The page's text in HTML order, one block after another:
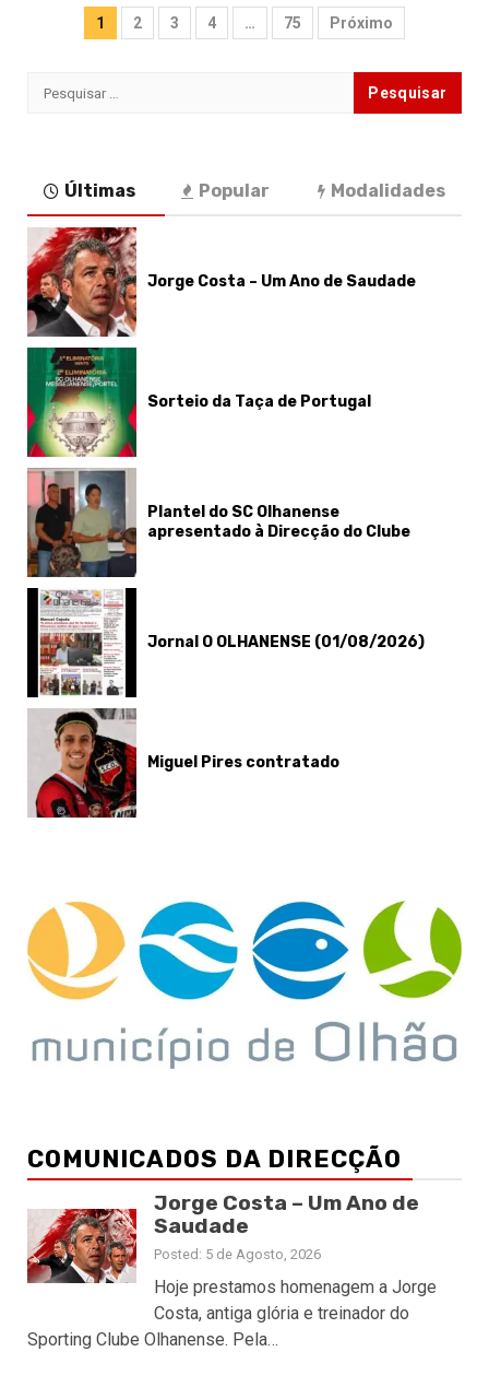
Paginação
conteúdos
1 2 3 4 … 75 Próximo
Pesquisar
Últimas Popular Modalidades
Jorge Costa – Um Ano de Saudade
Sorteio da Taça de Portugal
Plantel do SC Olhanense
apresentado à Direcção do Clube
Jornal O OLHANENSE (01/08/2026)
Miguel Pires contratado
COMUNICADOS DA DIRECÇÃO
Jorge Costa – Um Ano de
Saudade
Posted: 5 de Agosto, 2026
Hoje prestamos homenagem a Jorge
Costa, antiga glória e treinador do
Sporting Clube Olhanense. Pela…